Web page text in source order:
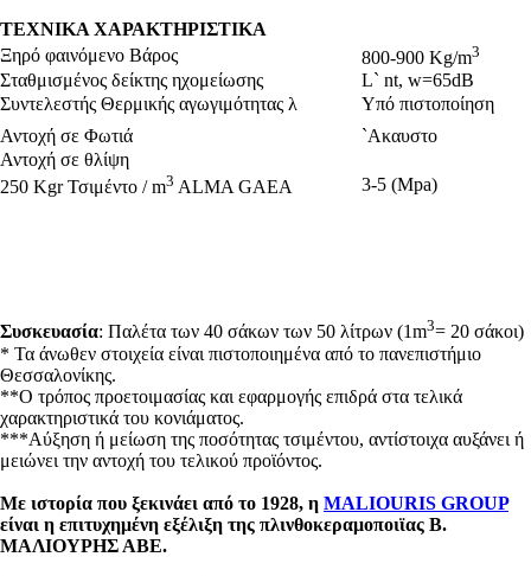
ΤΕΧΝΙΚΑ ΧΑΡΑΚΤΗΡΙΣΤΙΚΑ
Ξηρό φαινόμενο Βάρος
800-900 Kg/m3
Σταθμισμένος δείκτης ηχομείωσης
L` nt, w=65dB
Συντελεστής Θερμικής αγωγιμότητας λ
Υπό πιστοποίηση
Αντοχή σε Φωτιά
`Aκαυστο
Αντοχή σε θλίψη
250 Kgr Τσιμέντο / m3 ALMA GAEA 3-5 (Mpa)
Συσκευασία: Παλέτα των 40 σάκων των 50 λίτρων (1m3= 20 σάκοι)
* Τα άνωθεν στοιχεία είναι πιστοποιημένα από το πανεπιστήμιο
Θεσσαλονίκης.
**Ο τρόπος προετοιμασίας και εφαρμογής επιδρά στα τελικά
χαρακτηριστικά του κονιάματος.
***Αύξηση ή μείωση της ποσότητας τσιμέντου, αντίστοιχα αυξάνει ή
μειώνει την αντοχή του τελικού προϊόντος.
Με ιστορία που ξεκινάει από το 1928, η MALIOURIS GROUP
είναι η επιτυχημένη εξέλιξη της πλινθοκεραμοποιϊας Β.
ΜΑΛΙΟΥΡΗΣ ΑΒΕ.